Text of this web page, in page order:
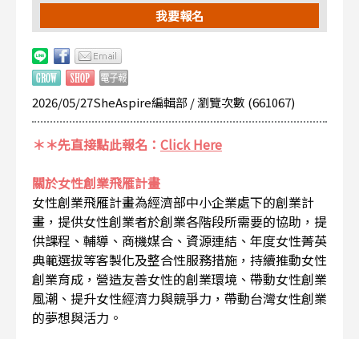
我要報名
2026/05/27SheAspire編輯部 / 瀏覽次數 (661067)
＊＊先直接點此報名： Click Here
關於女性創業飛雁計畫
女性創業飛雁計畫為經濟部中小企業處下的創業計
畫，提供女性創業者於創業各階段所需要的協助，提
供課程、輔導、商機媒合、資源連結、年度女性菁英
典範選拔等客製化及整合性服務措施，持續推動女性
創業育成，營造友善女性的創業環境、帶動女性創業
風潮、提升女性經濟力與競爭力，帶動台灣女性創業
的夢想與活力。